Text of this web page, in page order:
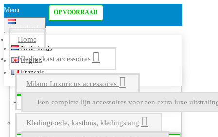
Menu
Nederlands
Nederlands
English
Français
Home
Kledingkast accessoires
Milano Luxurious accessoires
Een complete lijn accessoires voor een extra luxe
Kledingroede, kastbuis, kledingstang
OP VOORRAAD